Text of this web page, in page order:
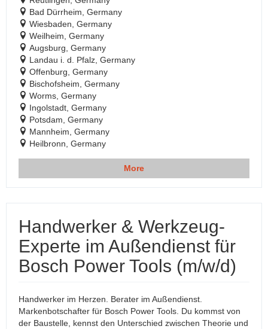
Bad Dürrheim, Germany
Wiesbaden, Germany
Weilheim, Germany
Augsburg, Germany
Landau i. d. Pfalz, Germany
Offenburg, Germany
Bischofsheim, Germany
Worms, Germany
Ingolstadt, Germany
Potsdam, Germany
Mannheim, Germany
Heilbronn, Germany
More
Handwerker & Werkzeug-
Experte im Außendienst für
Bosch Power Tools (m/w/d)
Handwerker im Herzen. Berater im Außendienst.
Markenbotschafter für Bosch Power Tools. Du kommst von
der Baustelle, kennst den Unterschied zwischen Theorie und